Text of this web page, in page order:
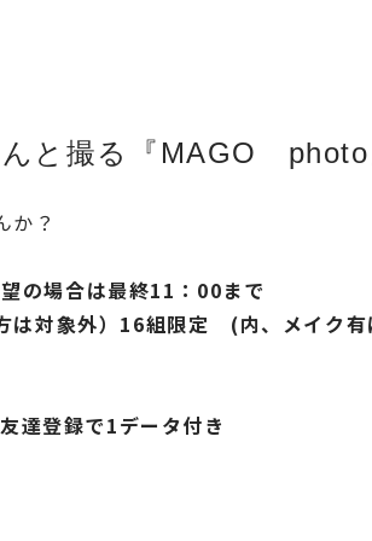
と撮る『MAGO photo
か？
場合は最終11：00まで
対象外）16組限定 (内、メイク有
登録で1データ付き